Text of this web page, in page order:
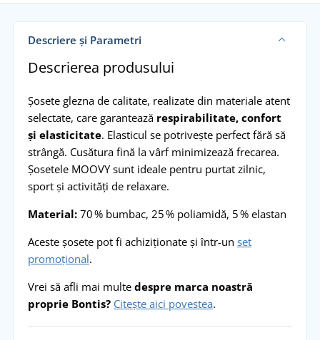
Descriere și Parametri
Descrierea produsului
Șosete glezna de calitate, realizate din materiale atent
selectate, care garantează respirabilitate, confort
și elasticitate. Elasticul se potrivește perfect fără să
strângă. Cusătura fină la vârf minimizează frecarea.
Șosetele MOOVY sunt ideale pentru purtat zilnic,
sport și activități de relaxare.
Material:70 % bumbac, 25 % poliamidă, 5 % elastan
Aceste șosete pot fi achiziționate și într-un set
promoțional.
Vrei să afli mai multe despre marca noastră
proprie Bontis? Citește aici povestea.